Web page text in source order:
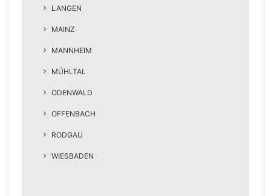
LANGEN
MAINZ
MANNHEIM
MÜHLTAL
ODENWALD
OFFENBACH
RODGAU
WIESBADEN